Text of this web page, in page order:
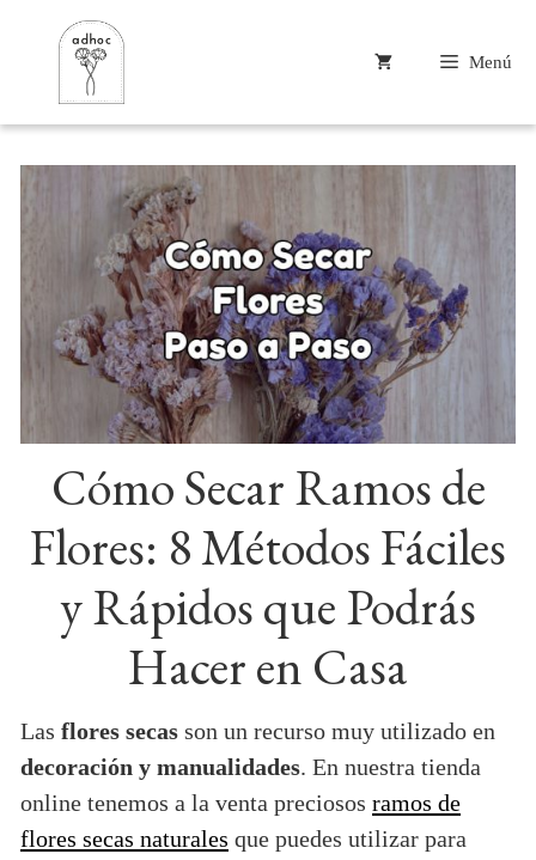
contenido
Menú
Cómo Secar Ramos de
Flores: 8 Métodos Fáciles
y Rápidos que Podrás
Hacer en Casa
Las flores secas son un recurso muy utilizado en
decoración y manualidades. En nuestra tienda
online tenemos a la venta preciosos ramos de
flores secas naturales que puedes utilizar para